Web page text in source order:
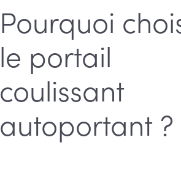
Pourquoi
le portail
coulissant
autoportant ?